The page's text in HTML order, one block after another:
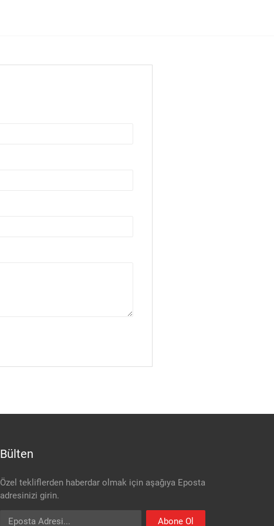
Bülten
Özel tekliflerden haberdar olmak için aşağıya Eposta
adresinizi girin.
Eposta Adresi
Abone Ol